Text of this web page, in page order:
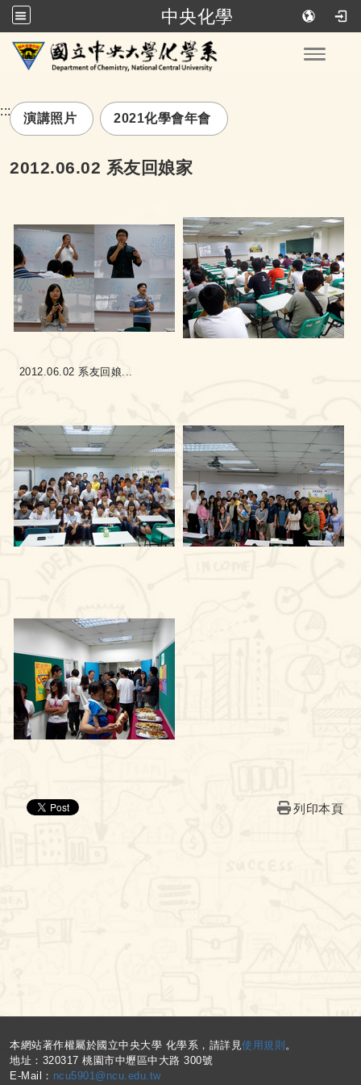
中央化學
跳到主要內容
:::
演講照片 2021化學會年會
2012.06.02 系友回娘家
2012.06.02 系友回娘...
列印本頁
:::本網站著作權屬於國立中央大學 化學系，請詳見使用規則 。
地址：320317 桃園市中壢區中大路 300號
E-Mail： ncu5901@ncu.edu.tw